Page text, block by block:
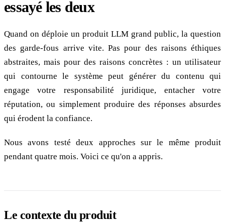
essayé les deux
Quand on déploie un produit LLM grand public, la question
des garde-fous arrive vite. Pas pour des raisons éthiques
abstraites, mais pour des raisons concrètes : un utilisateur
qui contourne le système peut générer du contenu qui
engage votre responsabilité juridique, entacher votre
réputation, ou simplement produire des réponses absurdes
qui érodent la confiance.
Nous avons testé deux approches sur le même produit
pendant quatre mois. Voici ce qu'on a appris.
Le contexte du produit